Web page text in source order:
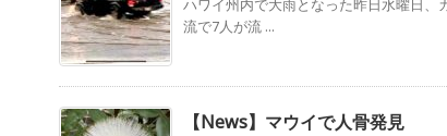
ハワイ州内で大雨となった昨日水曜日、
流で7人が流 ...
【News】マウイで人骨発見